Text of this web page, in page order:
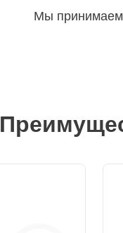
Мы принимаем